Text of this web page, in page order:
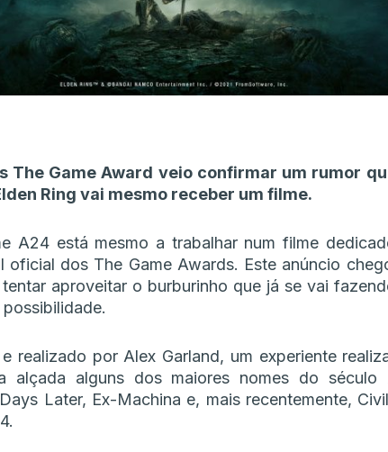
The Game Award veio confirmar um rumor
Ring vai mesmo receber um filme.
A24 está mesmo a trabalhar num filme
oficial dos The Game Awards. Este anúncio
aproveitar o burburinho que já se vai
realizado por Alex Garland, um experiente
alçada alguns dos maiores nomes do
Later, Ex-Machina e, mais recentemente,